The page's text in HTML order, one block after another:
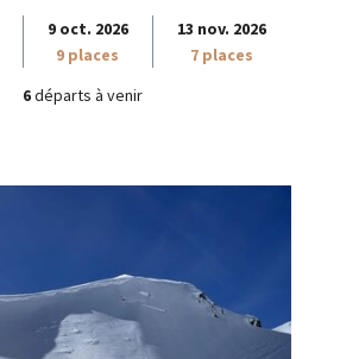
9 oct. 2026
9 places
13 nov. 2026
7 places
6départs à venir